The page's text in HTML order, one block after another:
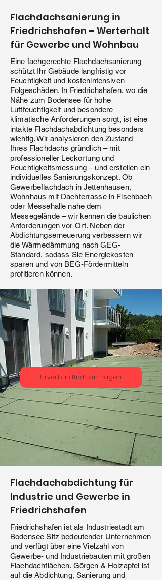
Flachdachsanierung in
Friedrichshafen – Werterhalt
für Gewerbe und Wohnbau
Eine fachgerechte Flachdachsanierung
schützt Ihr Gebäude langfristig vor
Feuchtigkeit und kostenintensiven
Folgeschäden. In Friedrichshafen, wo die
Nähe zum Bodensee für hohe
Luftfeuchtigkeit und besondere
klimatische Anforderungen sorgt, ist eine
intakte Flachdachabdichtung besonders
wichtig. Wir analysieren den Zustand
Ihres Flachdachs gründlich – mit
professioneller Leckortung und
Feuchtigkeitsmessung – und erstellen ein
individuelles Sanierungskonzept. Ob
Gewerbeflachdach in Jettenhausen,
Wohnhaus mit Dachterrasse in Fischbach
oder Messehalle nahe dem
Messegelände – wir kennen die baulichen
Anforderungen vor Ort. Neben der
Abdichtungserneuerung verbessern wir
die Wärmedämmung nach GEG-
Standard, sodass Sie Energiekosten
sparen und von BEG-Fördermitteln
profitieren können.
Unverbindlich anfragen
Flachdachabdichtung für
Industrie und Gewerbe in
Friedrichshafen
Friedrichshafen ist als Industriestadt am
Bodensee Sitz bedeutender Unternehmen
und verfügt über eine Vielzahl von
Gewerbe- und Industriebauten mit großen
Flachdachflächen. Görgen & Holzapfel ist
auf die Abdichtung, Sanierung und